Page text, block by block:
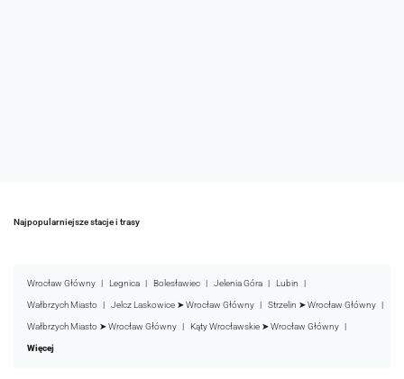
Najpopularniejsze stacje i trasy
Wrocław Główny Legnica Bolesławiec Jelenia Góra Lubin
Wałbrzych Miasto Jelcz Laskowice ➤ Wrocław Główny Strzelin ➤ Wrocław Główny
Wałbrzych Miasto ➤ Wrocław Główny Kąty Wrocławskie ➤ Wrocław Główny
Więcej